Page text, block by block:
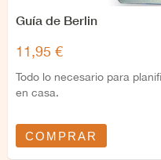
Guía de Berlin
11,95 €
Todo lo necesario para
en casa.
COMPRAR